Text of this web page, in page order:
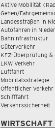
Aktive Mobilität
Gehen/
Landesstraßen in
Autofahren in
Bahninfrastruktur
Güterverkehr
KFZ-Überprüfung &
LKW Verkehr
Luftfahrt
Mobilitätsstrategie
Öffentlicher Verkehr
Schifffahrt
Verkehrssicherheit